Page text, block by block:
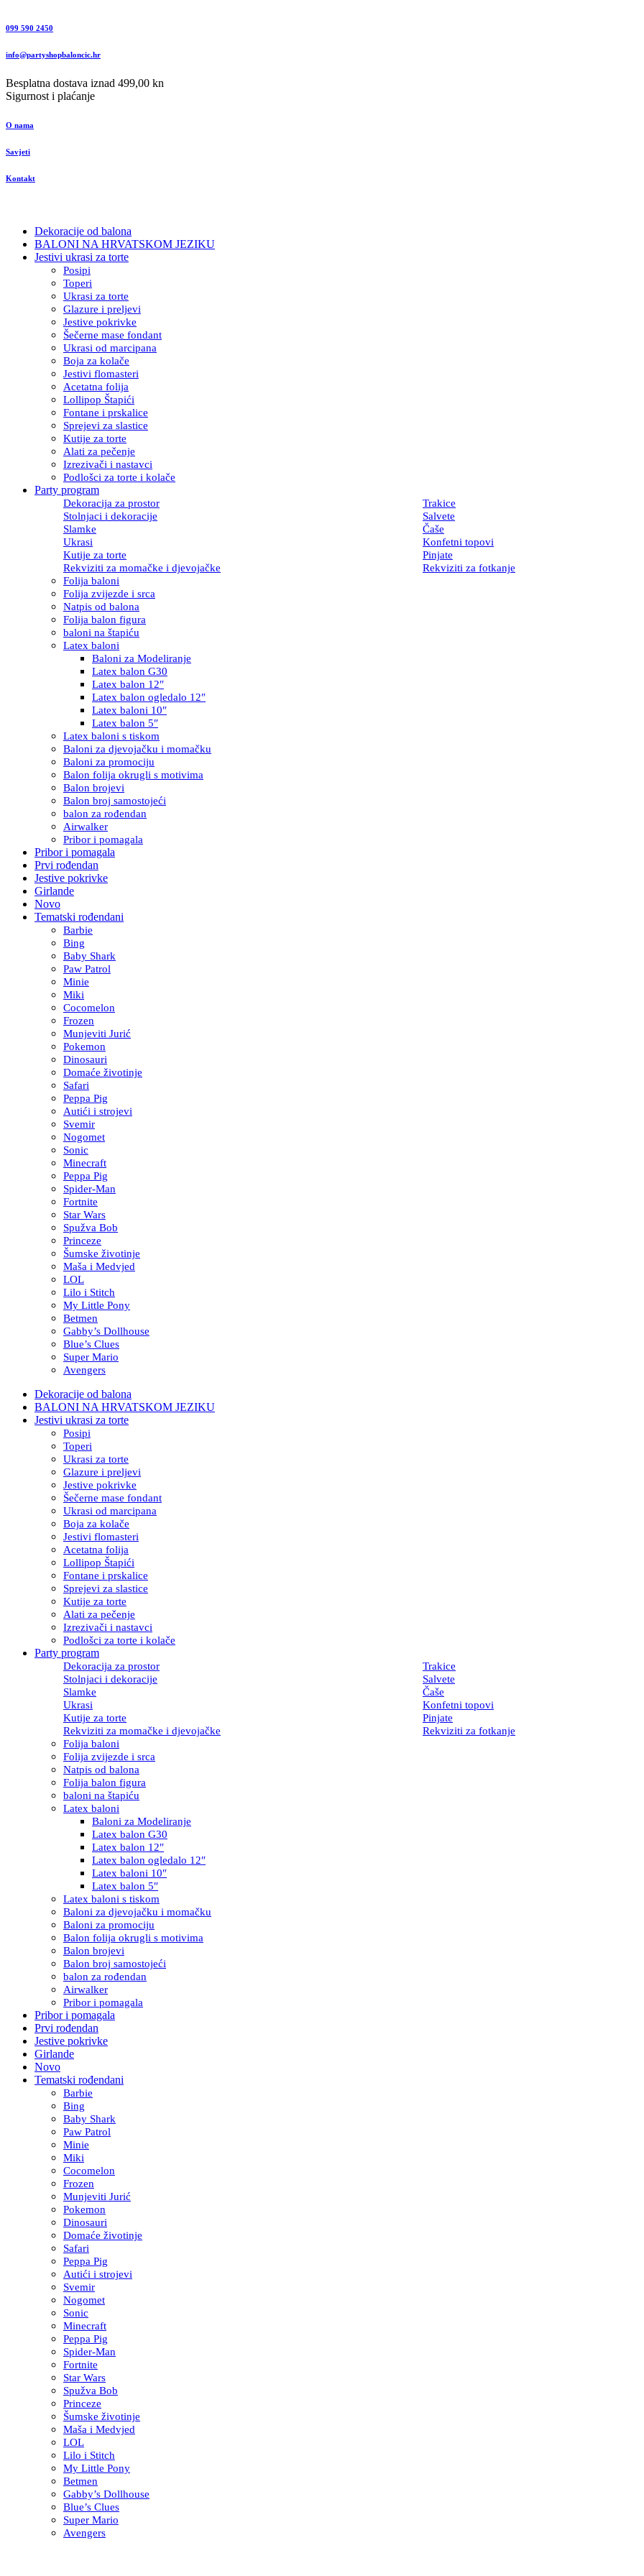
099 590 2450
info@partyshopbaloncic.hr
Besplatna dostava iznad 499,00 kn
Sigurnost i plaćanje
O nama
Savjeti
Kontakt
Dekoracije od balona
BALONI NA HRVATSKOM JEZIKU
Jestivi ukrasi za torte
Posipi
Toperi
Ukrasi za torte
Glazure i preljevi
Jestive pokrivke
Šečerne mase fondant
Ukrasi od marcipana
Boja za kolače
Jestivi flomasteri
Acetatna folija
Lollipop Štapići
Fontane i prskalice
Sprejevi za slastice
Kutije za torte
Alati za pečenje
Izrezivači i nastavci
Podlošci za torte i kolače
Party program
Dekoracija za prostor
Trakice
Stolnjaci i dekoracije
Salvete
Slamke
Čaše
Ukrasi
Konfetni topovi
Kutije za torte
Pinjate
Rekviziti za momačke i djevojačke
Rekviziti za fotkanje
Folija baloni
Folija zvijezde i srca
Natpis od balona
Folija balon figura
baloni na štapiću
Latex baloni
Baloni za Modeliranje
Latex balon G30
Latex balon 12″
Latex balon ogledalo 12″
Latex baloni 10″
Latex balon 5″
Latex baloni s tiskom
Baloni za djevojačku i momačku
Baloni za promociju
Balon folija okrugli s motivima
Balon brojevi
Balon broj samostojeći
balon za rođendan
Airwalker
Pribor i pomagala
Pribor i pomagala
Prvi rođendan
Jestive pokrivke
Girlande
Novo
Tematski rođendani
Barbie
Bing
Baby Shark
Paw Patrol
Minie
Miki
Cocomelon
Frozen
Munjeviti Jurić
Pokemon
Dinosauri
Domaće životinje
Safari
Peppa Pig
Autići i strojevi
Svemir
Nogomet
Sonic
Minecraft
Peppa Pig
Spider-Man
Fortnite
Star Wars
Spužva Bob
Princeze
Šumske životinje
Maša i Medvjed
LOL
Lilo i Stitch
My Little Pony
Betmen
Gabby’s Dollhouse
Blue’s Clues
Super Mario
Avengers
Dekoracije od balona
BALONI NA HRVATSKOM JEZIKU
Jestivi ukrasi za torte
Posipi
Toperi
Ukrasi za torte
Glazure i preljevi
Jestive pokrivke
Šečerne mase fondant
Ukrasi od marcipana
Boja za kolače
Jestivi flomasteri
Acetatna folija
Lollipop Štapići
Fontane i prskalice
Sprejevi za slastice
Kutije za torte
Alati za pečenje
Izrezivači i nastavci
Podlošci za torte i kolače
Party program
Dekoracija za prostor
Trakice
Stolnjaci i dekoracije
Salvete
Slamke
Čaše
Ukrasi
Konfetni topovi
Kutije za torte
Pinjate
Rekviziti za momačke i djevojačke
Rekviziti za fotkanje
Folija baloni
Folija zvijezde i srca
Natpis od balona
Folija balon figura
baloni na štapiću
Latex baloni
Baloni za Modeliranje
Latex balon G30
Latex balon 12″
Latex balon ogledalo 12″
Latex baloni 10″
Latex balon 5″
Latex baloni s tiskom
Baloni za djevojačku i momačku
Baloni za promociju
Balon folija okrugli s motivima
Balon brojevi
Balon broj samostojeći
balon za rođendan
Airwalker
Pribor i pomagala
Pribor i pomagala
Prvi rođendan
Jestive pokrivke
Girlande
Novo
Tematski rođendani
Barbie
Bing
Baby Shark
Paw Patrol
Minie
Miki
Cocomelon
Frozen
Munjeviti Jurić
Pokemon
Dinosauri
Domaće životinje
Safari
Peppa Pig
Autići i strojevi
Svemir
Nogomet
Sonic
Minecraft
Peppa Pig
Spider-Man
Fortnite
Star Wars
Spužva Bob
Princeze
Šumske životinje
Maša i Medvjed
LOL
Lilo i Stitch
My Little Pony
Betmen
Gabby’s Dollhouse
Blue’s Clues
Super Mario
Avengers